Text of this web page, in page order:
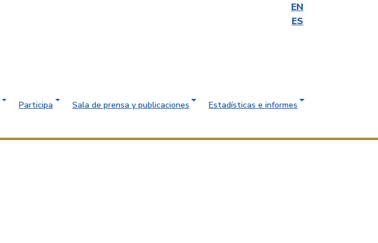
EN
ES
Participa Sala de prensa y publicaciones
Estadísticas e informes